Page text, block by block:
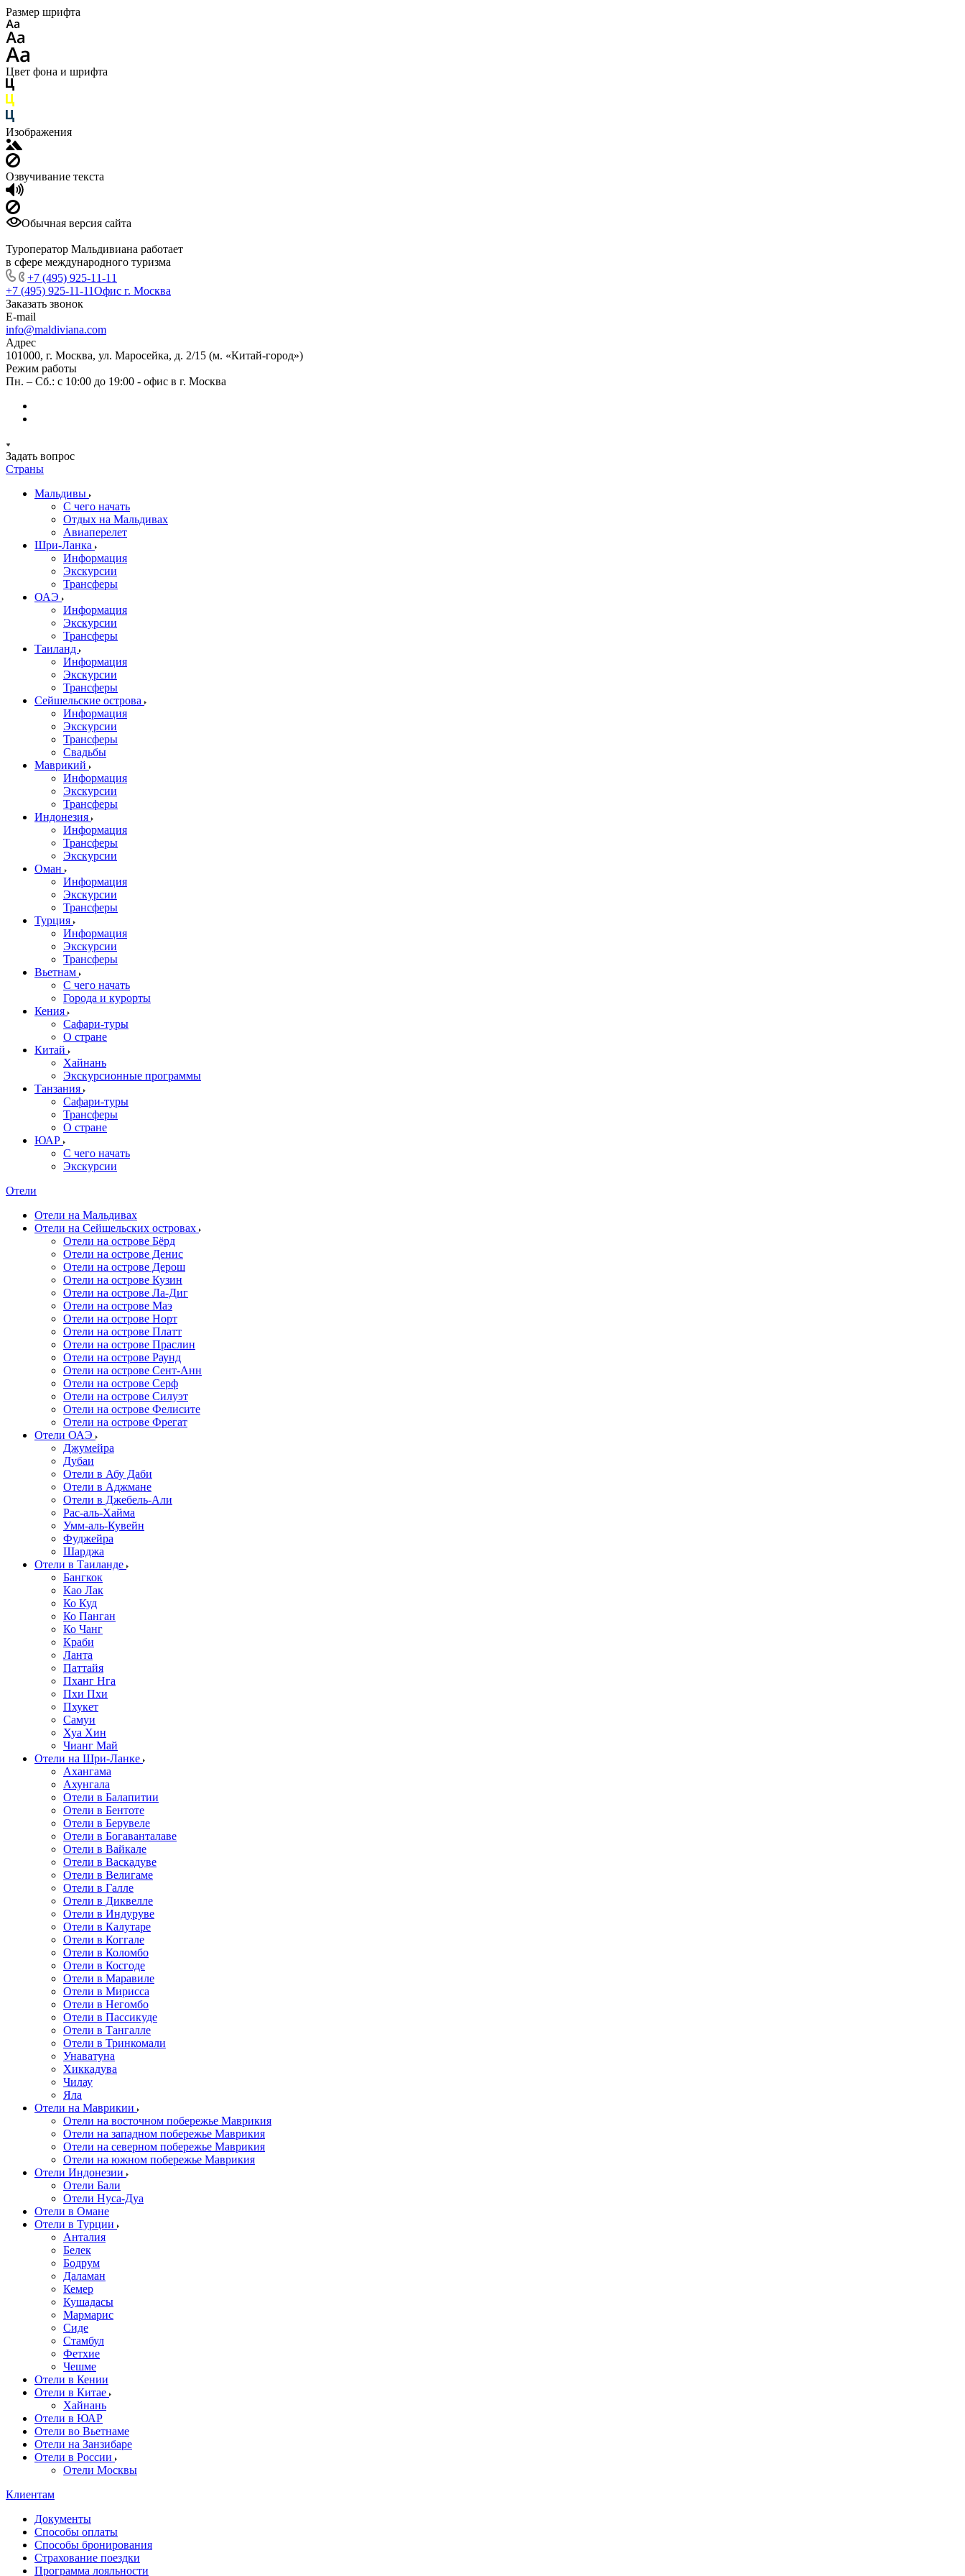
Размер шрифта
Цвет фона и шрифта
Изображения
Озвучивание текста
Обычная версия сайта
Туроператор Мальдивиана работает
в сфере международного туризма
+7 (495) 925-11-11
+7 (495) 925-11-11Офис г. Москва
Заказать звонок
E-mail
info@maldiviana.com
Адрес
101000, г. Москва, ул. Маросейка, д. 2/15 (м. «Китай-город»)
Режим работы
Пн. – Сб.: с 10:00 до 19:00 - офис в г. Москва
Задать вопрос
Страны
Мальдивы
С чего начать
Отдых на Мальдивах
Авиаперелет
Шри-Ланка
Информация
Экскурсии
Трансферы
ОАЭ
Информация
Экскурсии
Трансферы
Таиланд
Информация
Экскурсии
Трансферы
Сейшельские острова
Информация
Экскурсии
Трансферы
Свадьбы
Маврикий
Информация
Экскурсии
Трансферы
Индонезия
Информация
Трансферы
Экскурсии
Оман
Информация
Экскурсии
Трансферы
Турция
Информация
Экскурсии
Трансферы
Вьетнам
С чего начать
Города и курорты
Кения
Сафари-туры
О стране
Китай
Хайнань
Экскурсионные программы
Танзания
Сафари-туры
Трансферы
О стране
ЮАР
С чего начать
Экскурсии
Отели
Отели на Мальдивах
Отели на Сейшельских островах
Отели на острове Бёрд
Отели на острове Денис
Отели на острове Дерош
Отели на острове Кузин
Отели на острове Ла-Диг
Отели на острове Маэ
Отели на острове Норт
Отели на острове Платт
Отели на острове Праслин
Отели на острове Раунд
Отели на острове Сент-Анн
Отели на острове Серф
Отели на острове Силуэт
Отели на острове Фелисите
Отели на острове Фрегат
Отели ОАЭ
Джумейра
Дубаи
Отели в Абу Даби
Отели в Аджмане
Отели в Джебель-Али
Рас-аль-Хайма
Умм-аль-Кувейн
Фуджейра
Шарджа
Отели в Таиланде
Бангкок
Као Лак
Ко Куд
Ко Панган
Ко Чанг
Краби
Ланта
Паттайя
Пханг Нга
Пхи Пхи
Пхукет
Самуи
Хуа Хин
Чианг Май
Отели на Шри-Ланке
Ахангама
Ахунгала
Отели в Балапитии
Отели в Бентоте
Отели в Берувеле
Отели в Богаванталаве
Отели в Вайкале
Отели в Васкадуве
Отели в Велигаме
Отели в Галле
Отели в Диквелле
Отели в Индуруве
Отели в Калутаре
Отели в Коггале
Отели в Коломбо
Отели в Косгоде
Отели в Маравиле
Отели в Мирисса
Отели в Негомбо
Отели в Пассикуде
Отели в Тангалле
Отели в Тринкомали
Унаватуна
Хиккадува
Чилау
Яла
Отели на Маврикии
Отели на восточном побережье Маврикия
Отели на западном побережье Маврикия
Отели на северном побережье Маврикия
Отели на южном побережье Маврикия
Отели Индонезии
Отели Бали
Отели Нуса-Дуа
Отели в Омане
Отели в Турции
Анталия
Белек
Бодрум
Даламан
Кемер
Кушадасы
Мармарис
Сиде
Стамбул
Фетхие
Чешме
Отели в Кении
Отели в Китае
Хайнань
Отели в ЮАР
Отели во Вьетнаме
Отели на Занзибаре
Отели в России
Отели Москвы
Клиентам
Документы
Способы оплаты
Способы бронирования
Страхование поездки
Программа лояльности